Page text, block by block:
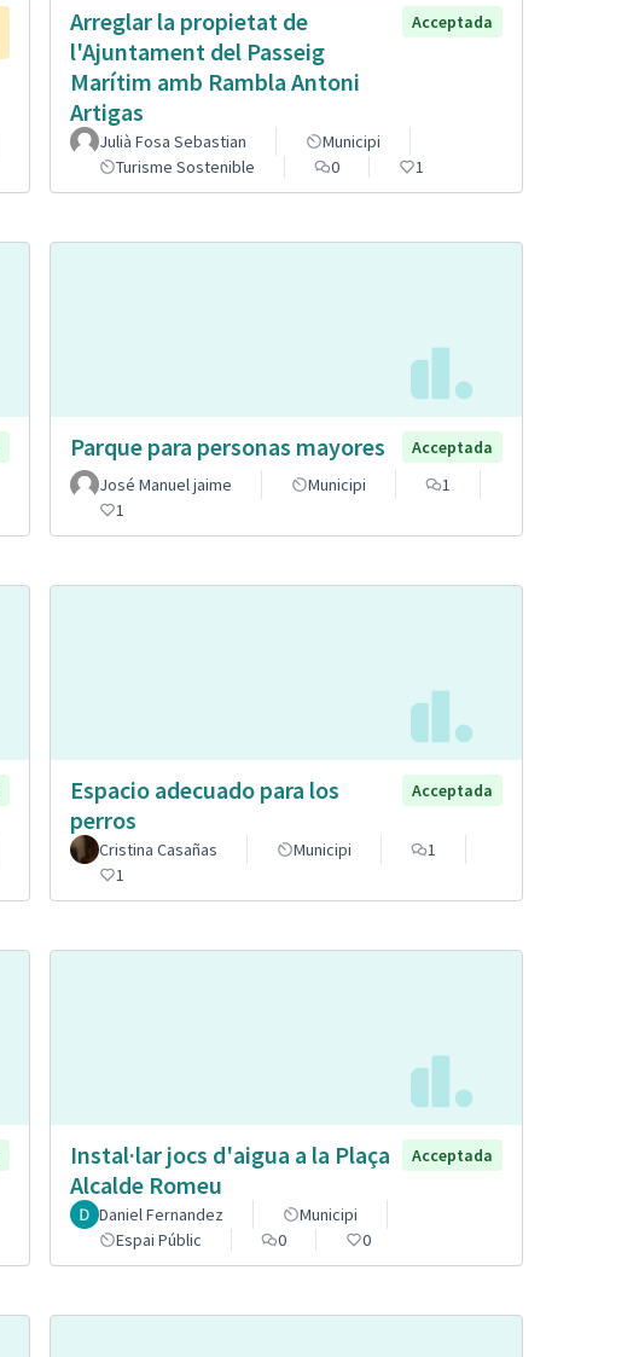
Arreglar la propietat de
l'Ajuntament del Passeig
Marítim amb Rambla Antoni
Artigas
Acceptada
Julià Fosa Sebastian
Municipi
Turisme Sostenible
0 1
Parque para personas mayores
Acceptada
José Manuel jaime
Municipi
1
1
Espacio adecuado para los
perros
Acceptada
Cristina Casañas Municipi
1
1
Instal·lar jocs d'aigua a la Plaça
Alcalde Romeu
Acceptada
Daniel Fernandez
Municipi
Espai Públic
0 0